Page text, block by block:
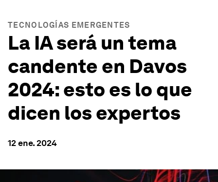
TECNOLOGÍAS EMERGENTES
La IA será un tema
candente en Davos
2024: esto es lo que
dicen los expertos
12 ene. 2024